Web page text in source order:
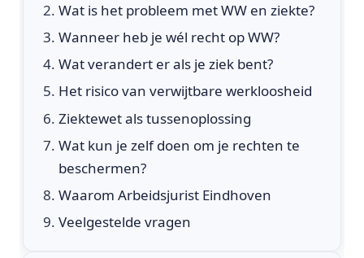
Wat is het probleem met WW en ziekte?
Wanneer heb je wél recht op WW?
Wat verandert er als je ziek bent?
Het risico van verwijtbare werkloosheid
Ziektewet als tussenoplossing
Wat kun je zelf doen om je rechten te
beschermen?
Waarom Arbeidsjurist Eindhoven
Veelgestelde vragen